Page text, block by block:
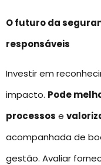
O futuro da
responsáveis
Investir em
impacto. Pode
processos e
acompanhada de
gestão. Avaliar